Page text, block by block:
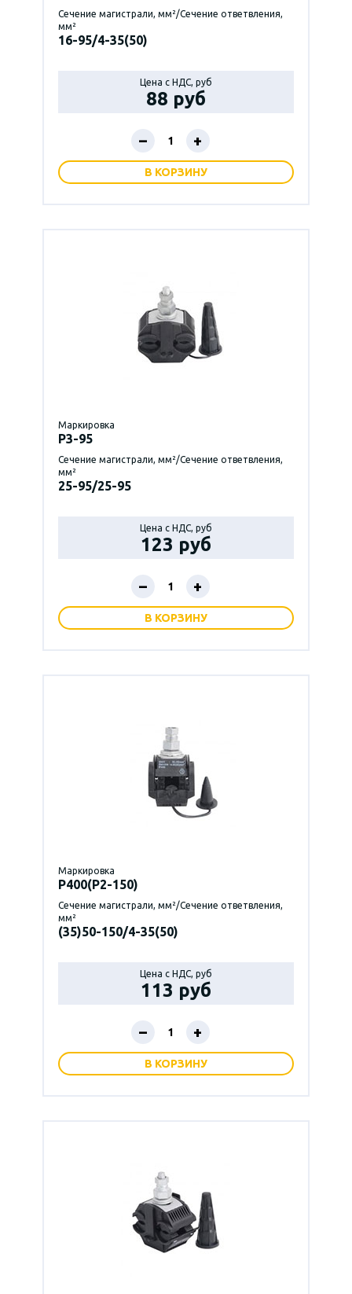
Сечение магистрали, мм²/Сечение ответвления,
мм²
16-95/4-35(50)
Цена с НДС, руб
88 руб
– +
В КОРЗИНУ
Маркировка
P3-95
Сечение магистрали, мм²/Сечение ответвления,
мм²
25-95/25-95
Цена с НДС, руб
123 руб
– +
В КОРЗИНУ
Маркировка
P400(Р2-150)
Сечение магистрали, мм²/Сечение ответвления,
мм²
(35)50-150/4-35(50)
Цена с НДС, руб
113 руб
– +
В КОРЗИНУ